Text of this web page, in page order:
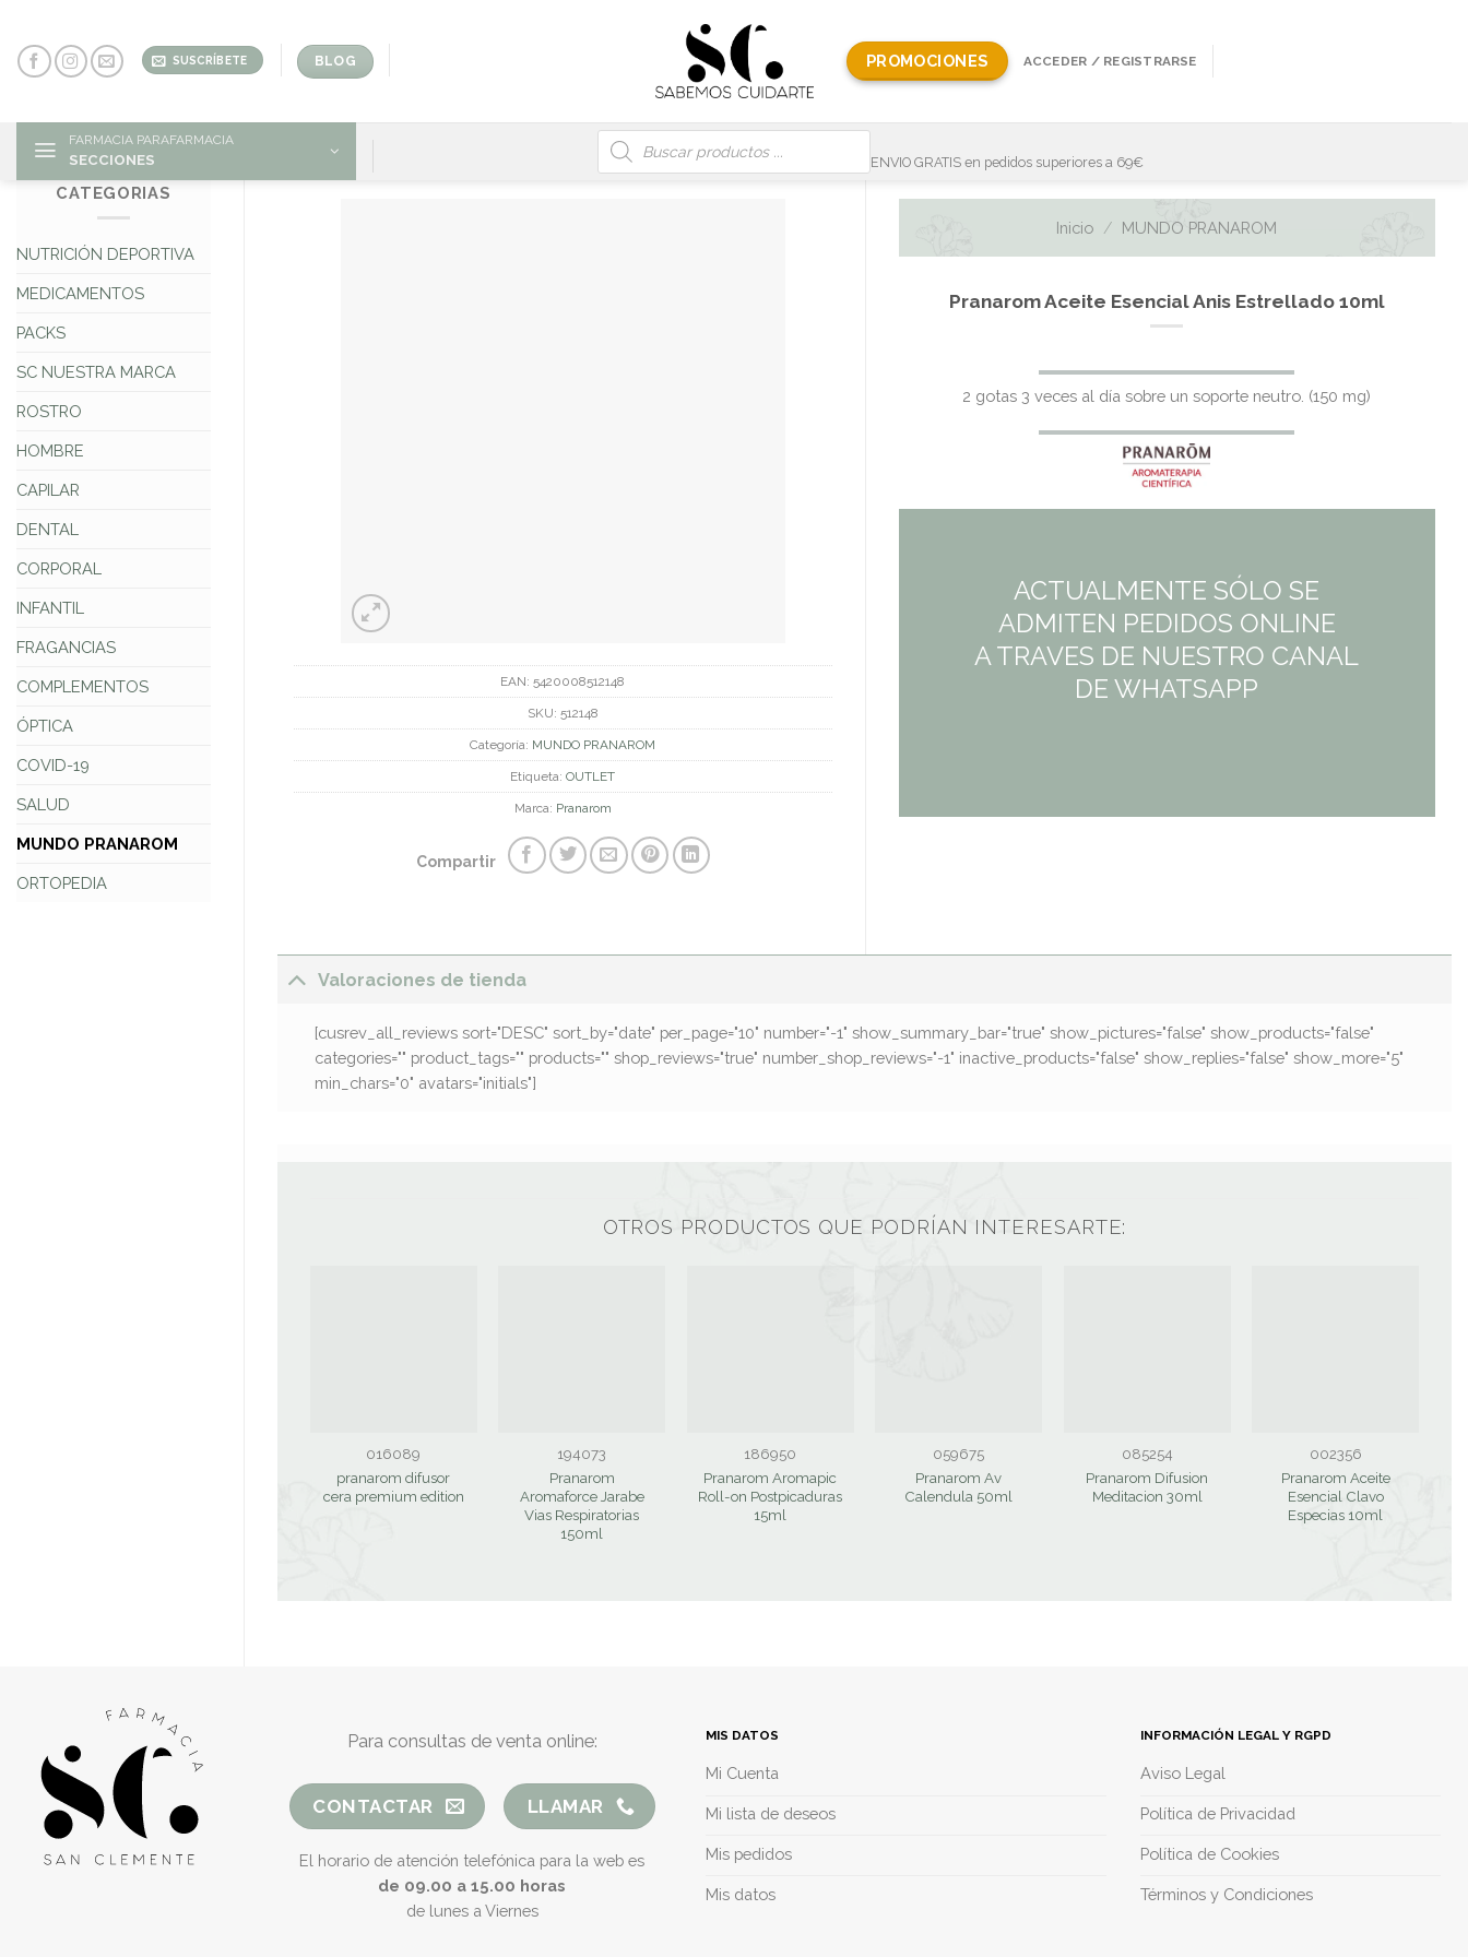
content
SUSCRÍBETE BLOG PROMOCIONES ACCEDER / REGISTRARSE
FARMACIA PARAFARMACIA
SECCIONES
Búsqueda
de
productos
ENVIO GRATIS en pedidos superiores a 69€
CATEGORIAS
NUTRICIÓN DEPORTIVA
MEDICAMENTOS
PACKS
SC NUESTRA MARCA
ROSTRO
HOMBRE
CAPILAR
DENTAL
CORPORAL
INFANTIL
FRAGANCIAS
COMPLEMENTOS
ÓPTICA
COVID-19
SALUD
MUNDO PRANAROM
ORTOPEDIA
EAN:5420008512148
SKU: 512148
Categoría: MUNDO PRANAROM
Etiqueta:OUTLET
Marca: Pranarom
Compartir
Inicio / MUNDO PRANAROM
Pranarom Aceite Esencial Anis Estrellado 10ml
El
precio
original
era:
5,25€.
El
precio
actual
es:
5,25€.
2 gotas 3 veces al día sobre un soporte neutro. (150 mg)
ACTUALMENTE SÓLO SE
ADMITEN PEDIDOS ONLINE
A TRAVES DE NUESTRO CANAL
DE WHATSAPP
Valoraciones de tienda
[cusrev_all_reviews sort="DESC" sort_by="date" per_page="10" number="-1" show_summary_bar="true" show_pictures="false" show_products="false"
categories="" product_tags="" products="" shop_reviews="true" number_shop_reviews="-1" inactive_products="false" show_replies="false" show_more="5"
min_chars="0" avatars="initials"]
OTROS PRODUCTOS QUE PODRÍAN INTERESARTE:
016089
pranarom difusor
cera premium edition
194073
Pranarom
Aromaforce Jarabe
Vias Respiratorias
150ml
186950
Pranarom Aromapic
Roll-on Postpicaduras
15ml
059675
Pranarom Av
Calendula 50ml
085254
Pranarom Difusion
Meditacion 30ml
002356
Pranarom Aceite
Esencial Clavo
Especias 10ml
Para consultas de venta online:
CONTACTAR LLAMAR
El horario de atención telefónica para la web es
de 09.00 a 15.00 horas
de lunes a Viernes
MIS DATOS
Mi Cuenta
Mi lista de deseos
Mis pedidos
Mis datos
INFORMACIÓN LEGAL Y RGPD
Aviso Legal
Política de Privacidad
Política de Cookies
Términos y Condiciones